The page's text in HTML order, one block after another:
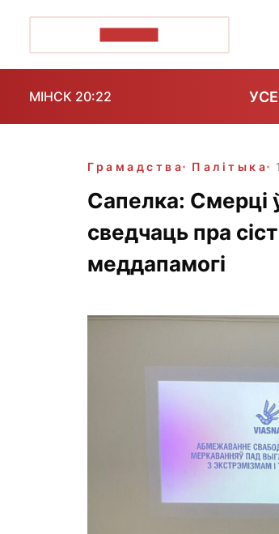
МІНСК 20:22
Грамадства Палітыка
Сапелка: Смерці
сведчаць пра
меддапамогі